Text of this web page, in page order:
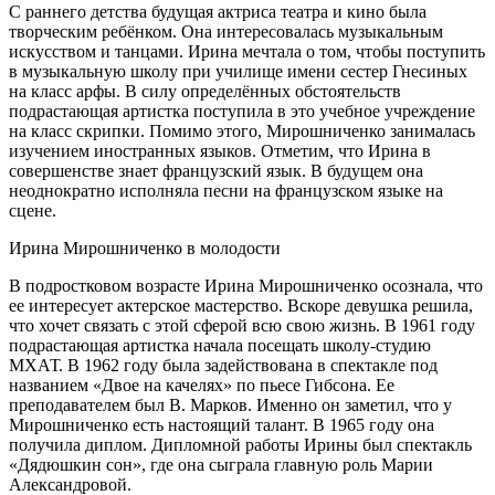
С раннего детства будущая актриса театра и кино была
творческим ребёнком. Она интересовалась музыкальным
искусством и танцами. Ирина мечтала о том, чтобы поступить
в музыкальную школу при училище имени сестер Гнесиных
на класс арфы. В силу определённых обстоятельств
подрастающая артистка поступила в это учебное учреждение
на класс скрипки. Помимо этого, Мирошниченко занималась
изучением иностранных языков. Отметим, что Ирина в
совершенстве знает французский язык. В будущем она
неоднократно исполняла песни на французском языке на
сцене.
Ирина Мирошниченко в молодости
В подростковом возрасте Ирина Мирошниченко осознала, что
ее интересует актерское мастерство. Вскоре девушка решила,
что хочет связать с этой сферой всю свою жизнь. В 1961 году
подрастающая артистка начала посещать школу-студию
МХАТ. В 1962 году была задействована в спектакле под
названием «Двое на качелях» по пьесе Гибсона. Ее
преподавателем был В. Марков. Именно он заметил, что у
Мирошниченко есть настоящий талант. В 1965 году она
получила диплом. Дипломной работы Ирины был спектакль
«Дядюшкин сон», где она сыграла главную роль Марии
Александровой.